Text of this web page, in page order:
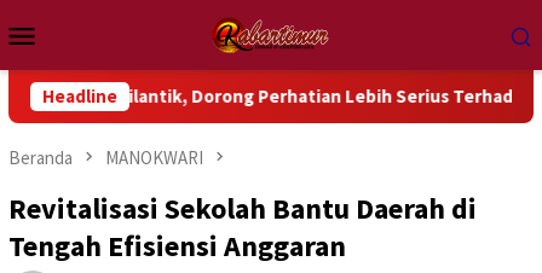
ke
kontenMobile
Headline
Dilantik, Dorong Perhatian Lebih Serius Terhadap Isu Aktual
Beranda MANOKWARI
Revitalisasi Sekolah Bantu Daerah di
Tengah Efisiensi Anggaran